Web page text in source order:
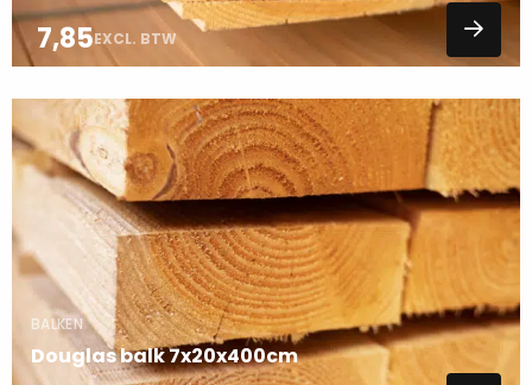
7,85EXCL. BTW
BALKEN
Douglas balk 7x20x400cm
Lees
meer
over